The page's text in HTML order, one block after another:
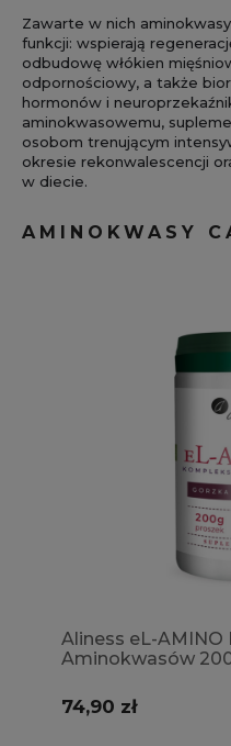
Zawarte w nich
funkcji: wspierają
odbudowę włókien
odpornościowy, a także
hormonów i
aminokwasowemu,
osobom trenującym
okresie rekonwalescencji
w diecie.
AMINOKWASY
Aliness eL-AMINO
Aminokwasów
Wegetariańska
74,90 zł